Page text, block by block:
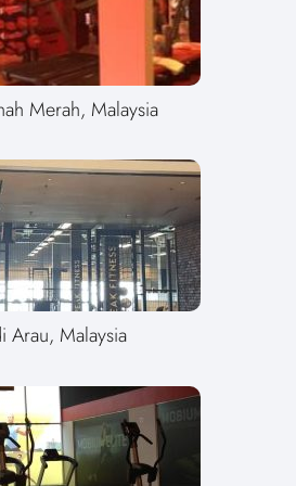
Merah, Malaysia
Arau, Malaysia